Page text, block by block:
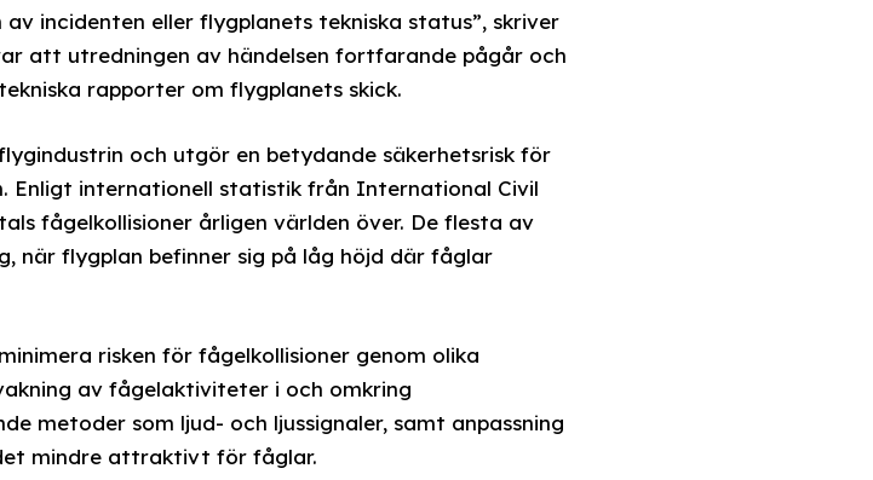
incidenten eller flygplanets tekniska status”, skriver
att utredningen av händelsen fortfarande pågår och
rapporter om flygplanets skick.
och utgör en betydande säkerhetsrisk för
Enligt internationell statistik från International Civil
fågelkollisioner årligen världen över. De flesta av
när flygplan befinner sig på låg höjd där fåglar
risken för fågelkollisioner genom olika
av fågelaktiviteter i och omkring
metoder som ljud- och ljussignaler, samt anpassning
mindre attraktivt för fåglar.